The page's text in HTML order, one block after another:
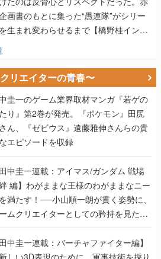
画書のもとに集った“愚連隊”がシリー
生まれ変わらせるまで【橋野桂インタ
ー】
リエイターの青春〜
圭一のゲーム業界取材マンガ『若ゲの
り』第2巻が発売。『ポケモン』田尻
ん、『ゼビウス』遠藤雅伸さんらの貴
エピソードを収録
田中圭一連載：アイマス/ガンダム 戦場
編】わがままな王様のわがままなニー
満たす！──小山順一朗が貫く姿勢に、
ムクリエイターとしての矜持を見た
ゲのいたり最終回】
田中圭一連載：バーチャファイター編】